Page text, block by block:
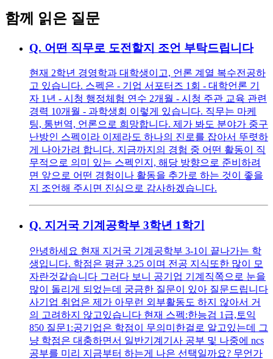
함께 읽은 질문
Q. 어떤 직무로 도전할지 조언 부탁드립니다
현재 2학년 경영학과 대학생이고, 언론 계열 복수전공하
고 있습니다. 스펙은 - 기업 서포터즈 1회 - 대학언론 기
자 1년 - 시청 행정체험 연수 2개월 - 시청 주관 교육 관련
경력 10개월 - 과학생회 이렇게 있습니다. 직무는 마케
팅, 통번역, 언론으로 희망합니다. 제가 봐도 분야가 중구
난방인 스펙이라 이제라도 하나의 진로를 잡아서 뚜렷하
게 나아가려 합니다. 지금까지의 경험 중 어떤 활동이 직
무적으로 의미 있는 스펙인지, 해당 방향으로 준비하려
면 앞으로 어떤 경험이나 활동을 추가로 하는 것이 좋을
지 조언해 주시면 진심으로 감사하겠습니다.
Q. 지거국 기계공학부 3학년 1학기
안녕하세요 현재 지거국 기계공학부 3-1이 끝나가는 학
생입니다. 학점은 평균 3.25 이며 전공 지식또한 많이 모
자란것같습니다 그러다 보니 공기업 기계직쪽으로 눈을
많이 돌리게 되었는데 궁금한 질문이 있아 질문드립니다
사기업 취업은 제가 아무런 외부활동도 하지 않아서 거
의 고려하지 않고있습니다 현재 스펙:한능검 1급,토익
850 질문1:공기업은 학점이 무의미한걸로 알고있는데 그
냥 학점은 대충하면서 일반기계기사 공부 및 나중에 ncs
공부를 미리 지금부터 하는게 나은 선택일까요? 무언가